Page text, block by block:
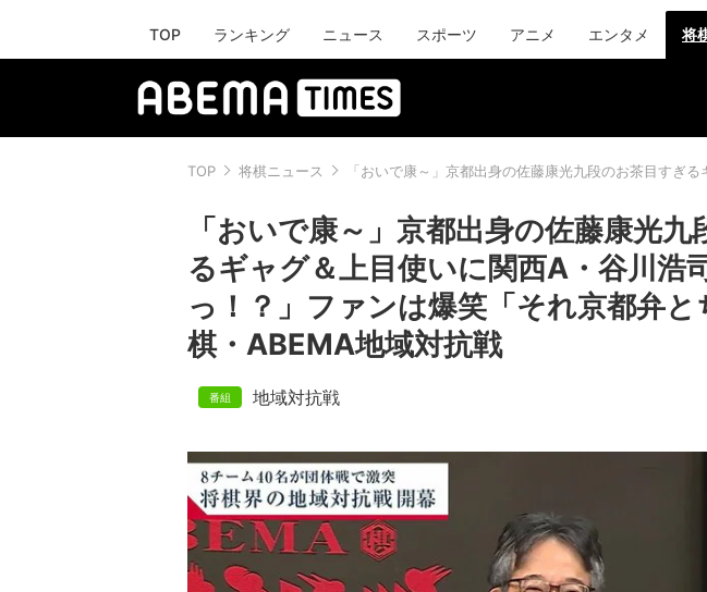
TOP ランキング ニュース スポーツ アニメ エンタメ 将
TOP 将棋ニュース 「おいで康～」京都出身の佐藤康光九段のお茶目すぎ
「おいで康～」京都出身の佐藤康光
るギャグ＆上目使いに関西A・谷川浩
っ！？」ファンは爆笑「それ京都弁
棋・ABEMA地域対抗戦
地域対抗戦